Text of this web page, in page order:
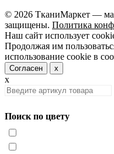
© 2026 ТканиМаркет —
защищены. Политика
Наш сайт использует
Продолжая им
использование cookie в
Согласен x
x
Поиск по цвету